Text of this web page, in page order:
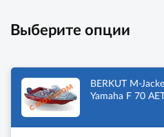
Выберите опции
BERKUT M-
Yamaha F 70